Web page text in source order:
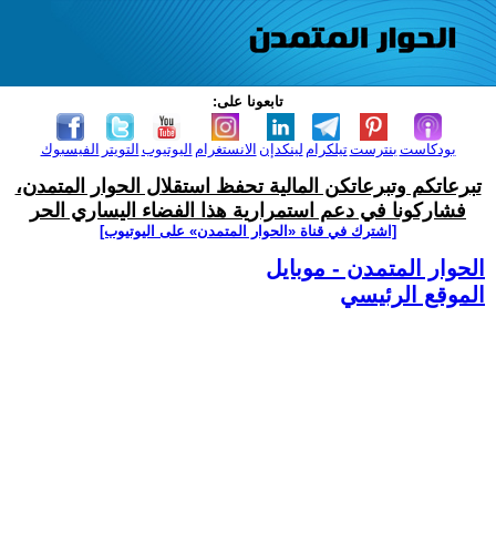
تابعونا على:
الفيسبوك التويتر اليوتيوب الانستغرام لينكدإن تيلكرامبنترست بودكاست
تبرعاتكم وتبرعاتكن المالية تحفظ استقلال الحوار المتمدن،
فشاركونا في دعم استمرارية هذا الفضاء اليساري الحر
[اشترك في قناة ‫«الحوار المتمدن» على اليوتيوب]
الحوار المتمدن - موبايل
الموقع الرئيسي